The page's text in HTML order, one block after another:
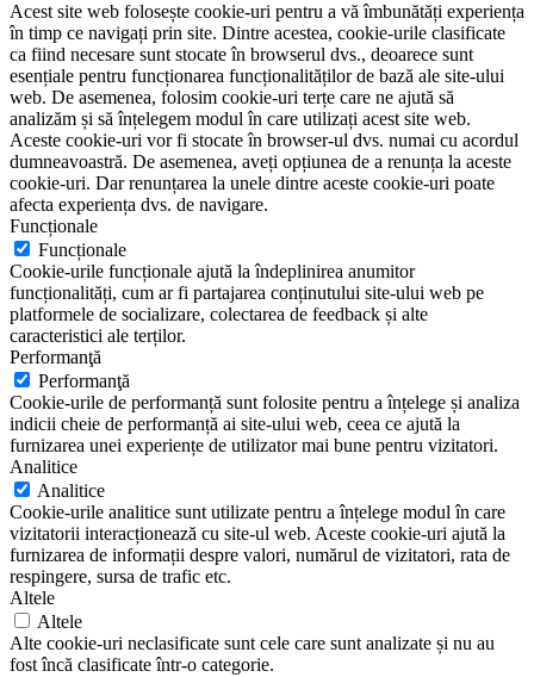
Acest site web folosește cookie-uri pentru a vă îmbunătăți experiența
în timp ce navigați prin site. Dintre acestea, cookie-urile clasificate
ca fiind necesare sunt stocate în browserul dvs., deoarece sunt
esențiale pentru funcționarea funcționalităților de bază ale site-ului
web. De asemenea, folosim cookie-uri terțe care ne ajută să
analizăm și să înțelegem modul în care utilizați acest site web.
Aceste cookie-uri vor fi stocate în browser-ul dvs. numai cu acordul
dumneavoastră. De asemenea, aveți opțiunea de a renunța la aceste
cookie-uri. Dar renunțarea la unele dintre aceste cookie-uri poate
afecta experiența dvs. de navigare.
Funcționale
Funcționale
Cookie-urile funcționale ajută la îndeplinirea anumitor
funcționalități, cum ar fi partajarea conținutului site-ului web pe
platformele de socializare, colectarea de feedback și alte
caracteristici ale terților.
Performanţă
Performanţă
Cookie-urile de performanță sunt folosite pentru a înțelege și analiza
indicii cheie de performanță ai site-ului web, ceea ce ajută la
furnizarea unei experiențe de utilizator mai bune pentru vizitatori.
Analitice
Analitice
Cookie-urile analitice sunt utilizate pentru a înțelege modul în care
vizitatorii interacționează cu site-ul web. Aceste cookie-uri ajută la
furnizarea de informații despre valori, numărul de vizitatori, rata de
respingere, sursa de trafic etc.
Altele
Altele
Alte cookie-uri neclasificate sunt cele care sunt analizate și nu au
fost încă clasificate într-o categorie.